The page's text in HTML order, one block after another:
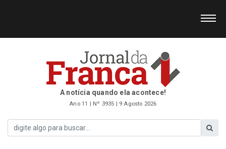
A notícia quando ela acontece!
Ano 11 | Nº 3935 | 9 Agosto 2026